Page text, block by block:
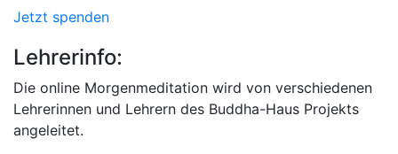
Jetzt spenden
Lehrerinfo:
Die online Morgenmeditation wird von verschiedenen
Lehrerinnen und Lehrern des Buddha-Haus Projekts
angeleitet.